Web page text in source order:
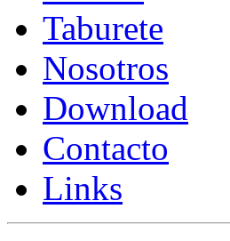
Taburete
Nosotros
Download
Contacto
Links